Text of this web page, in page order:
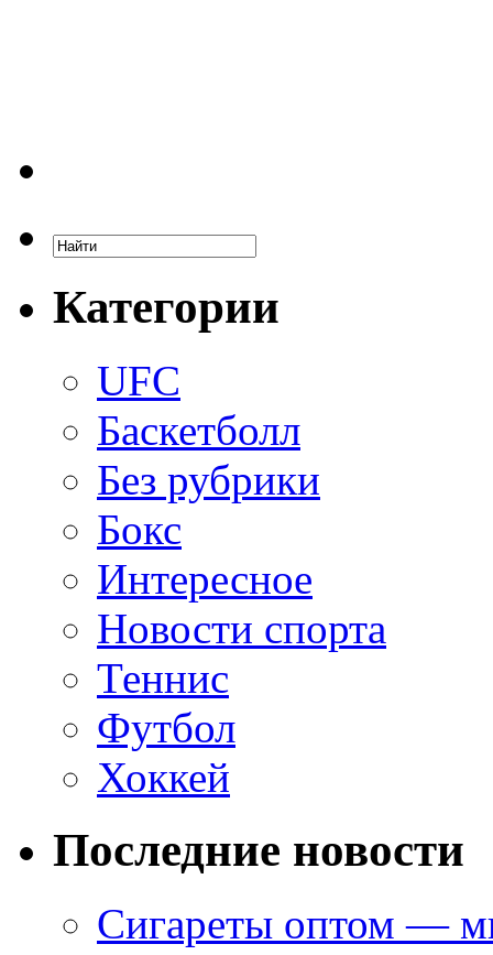
Категории
UFC
Баскетболл
Без рубрики
Бокс
Интересное
Новости спорта
Теннис
Футбол
Хоккей
Последние новости
Сигареты оптом —